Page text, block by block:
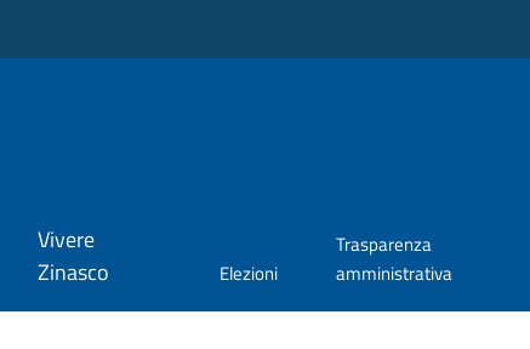
Vivere
Zinasco
Elezioni
Trasparenza
amministrativa